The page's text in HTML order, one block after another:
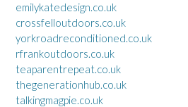
emilykatedesign.co.uk
crossfelloutdoors.co.uk
yorkroadreconditioned.co.uk
rfrankoutdoors.co.uk
teaparentrepeat.co.uk
thegenerationhub.co.uk
talkingmagpie.co.uk